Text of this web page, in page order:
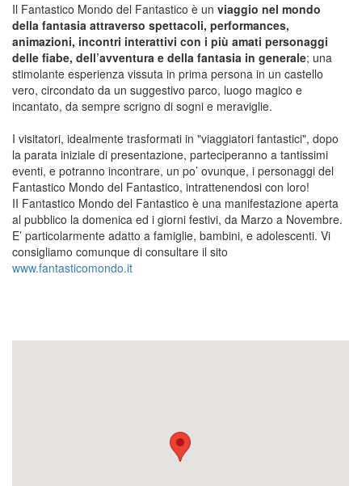
Il Fantastico Mondo del Fantastico è un viaggio nel mondo
della fantasia attraverso spettacoli, performances,
animazioni, incontri interattivi con i più amati personaggi
delle fiabe, dell’avventura e della fantasia in generale; una
stimolante esperienza vissuta in prima persona in un castello
vero, circondato da un suggestivo parco, luogo magico e
incantato, da sempre scrigno di sogni e meraviglie.
I visitatori, idealmente trasformati in "viaggiatori fantastici", dopo
la parata iniziale di presentazione, parteciperanno a tantissimi
eventi, e potranno incontrare, un po’ ovunque, i personaggi del
Fantastico Mondo del Fantastico, intrattenendosi con loro!
II Fantastico Mondo del Fantastico è una manifestazione aperta
al pubblico la domenica ed i giorni festivi, da Marzo a Novembre.
E’ particolarmente adatto a famiglie, bambini, e adolescenti. Vi
consigliamo comunque di consultare il sito
www.fantasticomondo.it